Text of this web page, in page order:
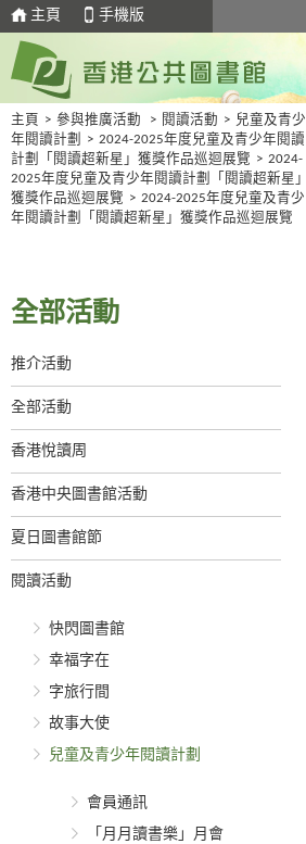
主頁 手機版
主頁 > 參與推廣活動 > 閱讀活動 > 兒童及青少
年閱讀計劃
> 2024-2025年度兒童及青少年閱讀
計劃「閱讀超新星」獲獎作品巡迴展覽 > 2024-
2025年度兒童及青少年閱讀計劃「閱讀超新星」
獲獎作品巡迴展覽 > 2024-2025年度兒童及青少
年閱讀計劃「閱讀超新星」獲獎作品巡迴展覽
全部活動
推介活動
全部活動
香港悅讀周
香港中央圖書館活動
夏日圖書館節
閱讀活動
快閃圖書館
幸福字在
字旅行間
故事大使
兒童及青少年閱讀計劃
會員通訊
「月月讀書樂」月會